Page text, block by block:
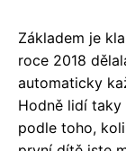
Základem je
roce 2018
automaticky
Hodně lidí
podle toho,